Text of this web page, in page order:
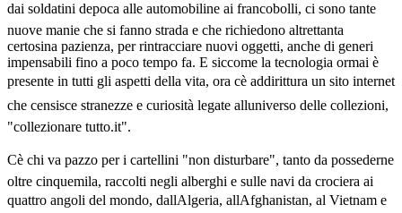
dai soldatini depoca alle automobiline ai francobolli, ci sono tante
nuove manie che si fanno strada e che richiedono altrettanta
certosina pazienza, per rintracciare nuovi oggetti, anche di generi
impensabili fino a poco tempo fa. E siccome la tecnologia ormai è
presente in tutti gli aspetti della vita, ora cè addirittura un sito internet
che censisce stranezze e curiosità legate alluniverso delle collezioni,
"collezionare tutto.it".
Cè chi va pazzo per i cartellini "non disturbare", tanto da possederne
oltre cinquemila, raccolti negli alberghi e sulle navi da crociera ai
quattro angoli del mondo, dallAlgeria, allAfghanistan, al Vietnam e